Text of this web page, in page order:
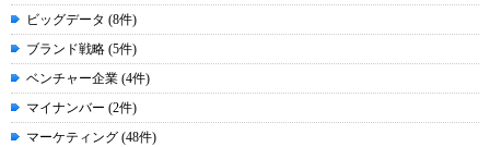
ビッグデータ (8件)
ブランド戦略 (5件)
ベンチャー企業 (4件)
マイナンバー (2件)
マーケティング (48件)